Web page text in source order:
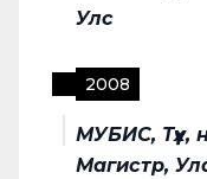
Улс
2008
МУБИС,
Магистр,